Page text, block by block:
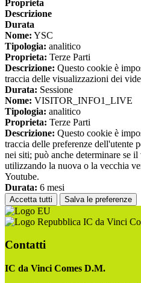
Proprieta
Descrizione
Durata
Nome: YSC
Tipologia: analitico
Proprieta: Terze Parti
Descrizione: Questo cookie è
traccia delle visualizzazioni dei
Durata: Sessione
Nome: VISITOR_INFO1_LIVE
Tipologia: analitico
Proprieta: Terze Parti
Descrizione: Questo cookie è
traccia delle preferenze dell'utente
nei siti; può anche determinare se
utilizzando la nuova o la vecchia
Youtube.
Durata: 6 mesi
Accetta tutti Salva le preferenze
IC da Vinci
Contatti
IC da Vinci Comes D.M.